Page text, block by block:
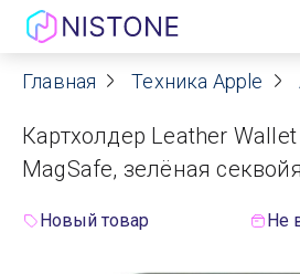
Акции
О нас
Главная Техника Apple
Картхолдер Leather
MagSafe, зелёная
Новый товар Не